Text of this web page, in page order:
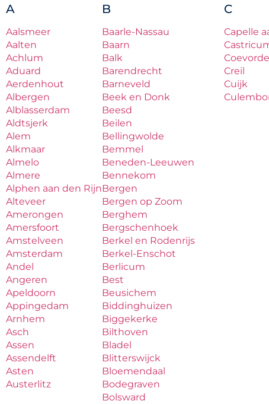
A
Aalsmeer
Aalten
Achlum
Aduard
Aerdenhout
Albergen
Alblasserdam
Aldtsjerk
Alem
Alkmaar
Almelo
Almere
Alphen aan den Rijn
Alteveer
Amerongen
Amersfoort
Amstelveen
Amsterdam
Andel
Angeren
Apeldoorn
Appingedam
Arnhem
Asch
Assen
Assendelft
Asten
Austerlitz
B
Baarle-Nassau
Baarn
Balk
Barendrecht
Barneveld
Beek en Donk
Beesd
Beilen
Bellingwolde
Bemmel
Beneden-Leeuwen
Bennekom
Bergen
Bergen op Zoom
Berghem
Bergschenhoek
Berkel en Rodenrijs
Berkel-Enschot
Berlicum
Best
Beusichem
Biddinghuizen
Biggekerke
Bilthoven
Bladel
Blitterswijck
Bloemendaal
Bodegraven
Bolsward
C
Capelle
Creil
Cuijk